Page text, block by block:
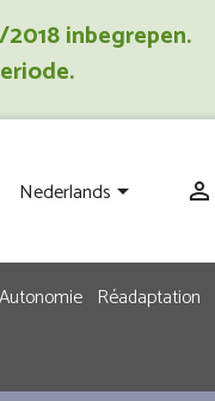
inbegrepen.
Nederlands 
Autonomie Réadaptation